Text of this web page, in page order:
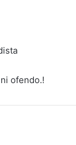
ofendo.!